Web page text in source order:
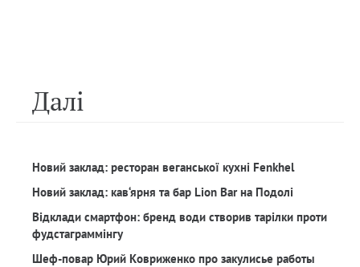
Далi
Новий заклад: ресторан веганської кухні Fenkhel
Новий заклад: кав‘ярня та бар Lion Bar на Подолі
Відклади смартфон: бренд води створив тарілки проти
фудстаграммінгу
Шеф-повар Юрий Ковриженко про закулисье работы